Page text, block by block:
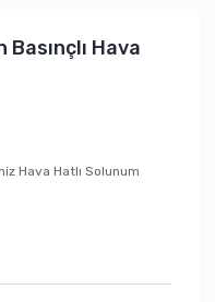
Hava
Hava Hatlı Solunum